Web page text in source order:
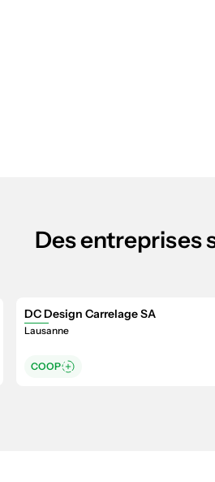
Des entreprises
DC Design Carrelage SA
Lausanne
COOP